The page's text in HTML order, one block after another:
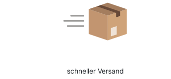
schneller Versand